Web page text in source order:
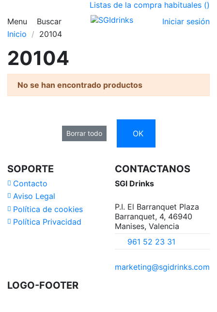
Listas de la compra habituales ()
Menu
Buscar
Iniciar sesión
Inicio
20104
20104
No se han encontrado productos
Borrar todo OK
SOPORTE
Contacto
Aviso Legal
Política de cookies
Política Privacidad
CONTACTANOS
SGI Drinks
P.I. El Barranquet Plaza
Barranquet, 4, 46940
Manises, Valencia
961 52 23 31
marketing@sgidrinks.com
LOGO-FOOTER